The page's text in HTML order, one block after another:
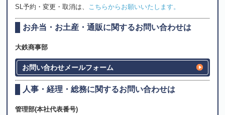
SL予約・変更・取消は、 こちらからお願いいたします。
お弁当・お土産・通販に関するお問い合わせは
大鉄商事部
お問い合わせメールフォーム
人事・経理・総務に関するお問い合わせは
管理部(本社代表番号)